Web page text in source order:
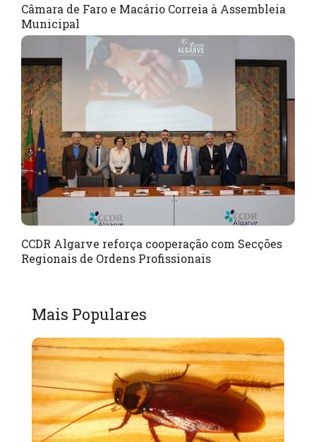
Câmara de Faro e Macário Correia à Assembleia
Municipal
CCDR Algarve reforça cooperação com Secções
Regionais de Ordens Profissionais
Mais Populares